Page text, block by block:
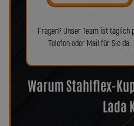
Fragen? Unser Team ist täglich
Telefon oder Mail für Sie da.
Warum Stahlflex-
Lada